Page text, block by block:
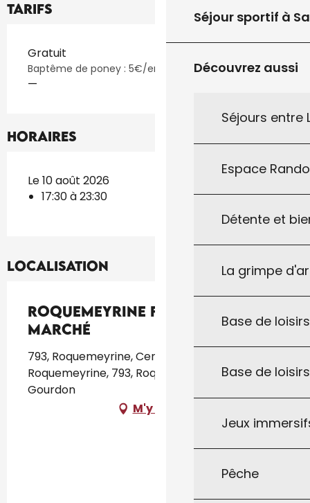
Séjour sportif à
Découvrez aussi
Séjours entre
Espace
Détente et
La grimpe
Base de
Base de
Jeux
Pêche
Tarifs
Tarifs 2026
Gratuit
Baptême de poney : 5€/enfant
—
Horaires
Le 10 août 2026
17:30 à 23:30
Localisation
Roquemeyrine fait son
marché
793, Roquemeyrine, Centre équestre de
Roquemeyrine, 793, Roquemeyrine, 46300
Gourdon
M'y rendre